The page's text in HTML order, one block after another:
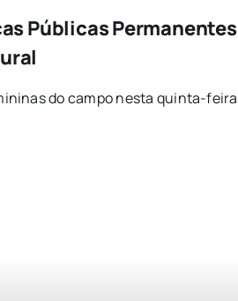
Públicas Permanentes
do campo nesta quinta-feira